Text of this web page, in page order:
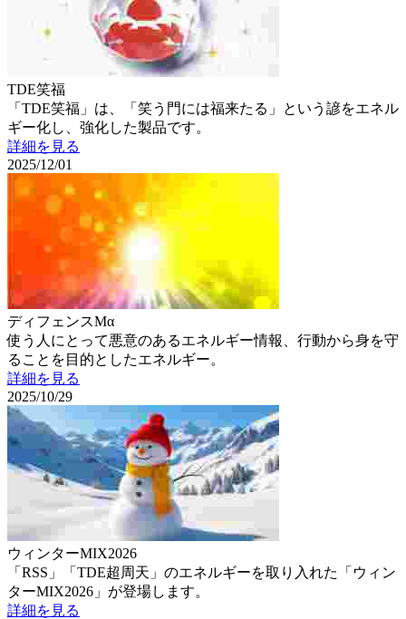
TDE笑福
「TDE笑福」は、「笑う門には福来たる」という諺をエネル
ギー化し、強化した製品です。
詳細を見る
2025/12/01
ディフェンスMα
使う人にとって悪意のあるエネルギー情報、行動から身を守
ることを目的としたエネルギー。
詳細を見る
2025/10/29
ウィンターMIX2026
「RSS」「TDE超周天」のエネルギーを取り入れた「ウィン
ターMIX2026」が登場します。
詳細を見る